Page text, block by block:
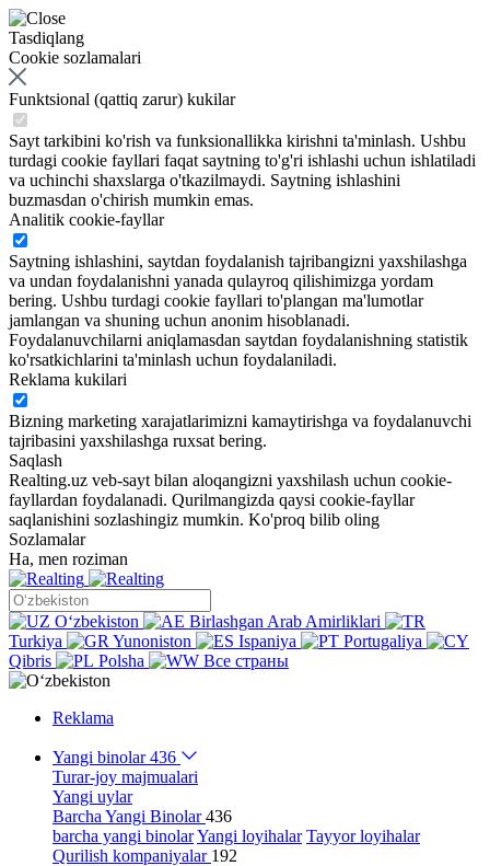
Tasdiqlang
Cookie sozlamalari
Funktsional (qattiq zarur) kukilar
Sayt tarkibini ko'rish va funksionallikka kirishni ta'minlash. Ushbu
turdagi cookie fayllari faqat saytning to'g'ri ishlashi uchun ishlatiladi
va uchinchi shaxslarga o'tkazilmaydi. Saytning ishlashini
buzmasdan o'chirish mumkin emas.
Analitik cookie-fayllar
Saytning ishlashini, saytdan foydalanish tajribangizni yaxshilashga
va undan foydalanishni yanada qulayroq qilishimizga yordam
bering. Ushbu turdagi cookie fayllari to'plangan ma'lumotlar
jamlangan va shuning uchun anonim hisoblanadi.
Foydalanuvchilarni aniqlamasdan saytdan foydalanishning statistik
ko'rsatkichlarini ta'minlash uchun foydalaniladi.
Reklama kukilari
Bizning marketing xarajatlarimizni kamaytirishga va foydalanuvchi
tajribasini yaxshilashga ruxsat bering.
Saqlash
Realting.uz veb-sayt bilan aloqangizni yaxshilash uchun cookie-
fayllardan foydalanadi. Qurilmangizda qaysi cookie-fayllar
saqlanishini sozlashingiz mumkin. Ko'proq bilib oling
Sozlamalar
Ha, men roziman
Oʻzbekiston
Birlashgan Arab Amirliklari
Turkiya
Yunoniston Ispaniya
Portugaliya
Qibris
Polsha Все страны
Reklama
Yangi binolar436
Turar-joy majmualari
Yangi uylar
Barcha Yangi Binolar436
barcha yangi binolarYangi loyihalar Tayyor loyihalar
Qurilish kompaniyalar 192